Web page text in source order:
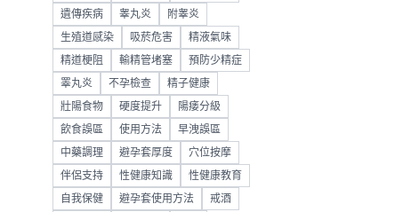
遺傳疾病 睾丸炎 附睾炎
生殖道感染 吸菸危害 精液氣味
精道梗阻 輸精管堵塞 預防少精症
睪丸炎 不孕檢查 精子健康
壯陽食物 硬度提升 陽痿分級
飲食誤區 使用方法 早洩誤區
中藥調理 避孕套厚度 穴位按摩
伴侶支持 性健康知識 性健康教育
自我保健 避孕套使用方法 戒酒